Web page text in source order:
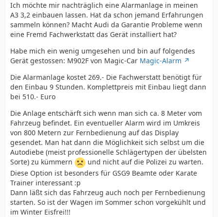
Ich möchte mir nachträglich eine Alarmanlage in meinen
A3 3,2 einbauen lassen. Hat da schon jemand Erfahrungen
sammeln können? Macht Audi da Garantie Probleme wenn
eine Fremd Fachwerkstatt das Gerät installiert hat?
Habe mich ein wenig umgesehen und bin auf folgendes
Gerät gestossen: M902F von Magic-Car Magic-Alarm
Die Alarmanlage kostet 269.- Die Fachwerstatt benötigt für
den Einbau 9 Stunden. Komplettpreis mit Einbau liegt dann
bei 510.- Euro
Die Anlage entschärft sich wenn man sich ca. 8 Meter vom
Fahrzeug befindet. Ein eventueller Alarm wird im Umkreis
von 800 Metern zur Fernbedienung auf das Display
gesendet. Man hat dann die Möglichkeit sich selbst um die
Autodiebe (meist professionelle Schlägertypen der übelsten
Sorte) zu kümmern
und nicht auf die Polizei zu warten.
Diese Option ist besonders für GSG9 Beamte oder Karate
Trainer interessant :p
Dann läßt sich das Fahrzeug auch noch per Fernbedienung
starten. So ist der Wagen im Sommer schon vorgekühlt und
im Winter Eisfrei!!!